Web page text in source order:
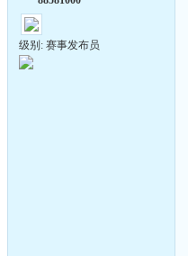
级别: 赛事发布员